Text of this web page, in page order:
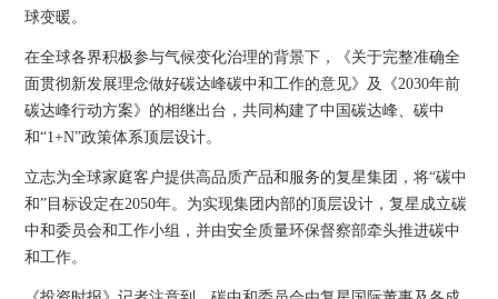
球变暖。
在全球各界积极参与气候变化治理的背景下，《关于完整准确全
面贯彻新发展理念做好碳达峰碳中和工作的意见》及《2030年前
碳达峰行动方案》的相继出台，共同构建了中国碳达峰、碳中
和“1+N”政策体系顶层设计。
立志为全球家庭客户提供高品质产品和服务的复星集团，将“碳中
和”目标设定在2050年。为实现集团内部的顶层设计，复星成立碳
中和委员会和工作小组，并由安全质量环保督察部牵头推进碳中
和工作。